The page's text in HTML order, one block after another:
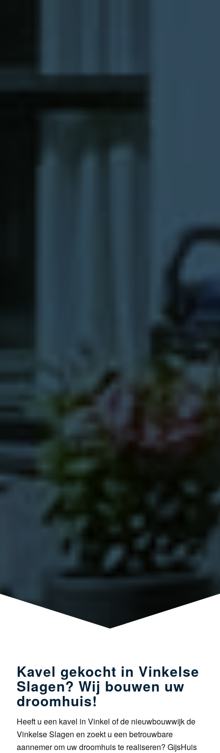
Kavel gekocht in Vinkelse
Slagen? Wij bouwen uw
droomhuis!
Heeft u een kavel in Vinkel of de nieuwbouwwijk de
Vinkelse Slagen en zoekt u een betrouwbare
aannemer om uw droomhuis te realiseren? GijsHuis